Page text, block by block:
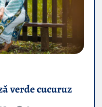
verde cucuruz